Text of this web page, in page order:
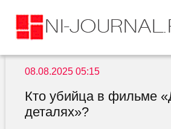
08.08.2025 05:15
Кто убийца в фильме
деталях»?